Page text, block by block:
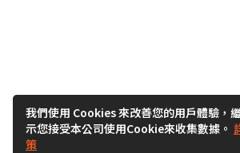
我們使用 Cookies 來改善您的用戶體驗，
示您接受本公司使用Cookie來收集數據。
策